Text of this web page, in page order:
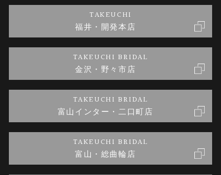
婚約ネックレス
金・プラチナのお取引
ブランドリスト
金澤指輪工房｜手作りペアリング
金澤指輪工房｜手作り結婚指輪 and 婚約指輪
金澤指輪工房｜手作り婚約指輪プロポーズプラン
お客様の声
プライバシーポリシー
TAKEUCHI
福井・開発本店
TAKEUCHI BRIDAL
金沢・野々市店
TAKEUCHI BRIDAL
富山インター・二口町店
TAKEUCHI BRIDAL
富山・総曲輪店